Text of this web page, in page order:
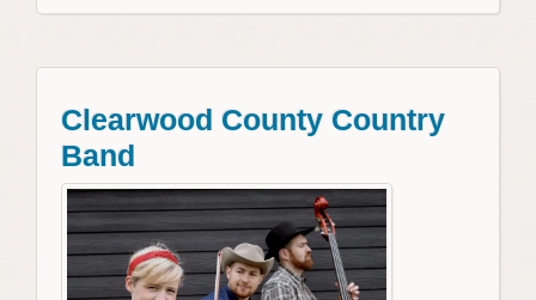
Clearwood County Country
Band